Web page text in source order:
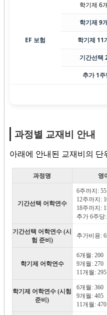
EF 보험
학기제 6
학기제 9
학기제 11
기간선택
추가 1주
과정별 교재비 안내
아래에 안내된 교재비의 단
과정명 영
기간선택 어학연수
6주까지: 55
12주까지:
18주까지:
추가 6주당:
기간선택 어학연수 (시
험 준비)
추가비용:
학기제 어학연수
6개월: 200
9개월: 270
11개월: 295
학기제 어학연수 (시험
준비)
6개월: 360
9개월: 405
11개월: 470